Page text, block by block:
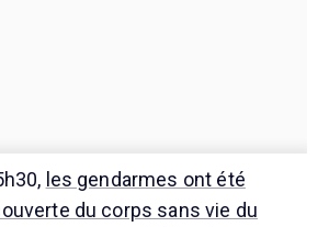
les gendarmes ont été
du corps sans vie du